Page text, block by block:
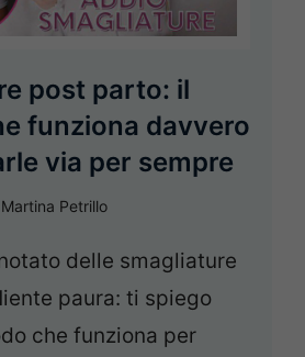
post parto: il
funziona davvero
via per sempre
Martina Petrillo
delle smagliature
paura: ti spiego
che funziona per